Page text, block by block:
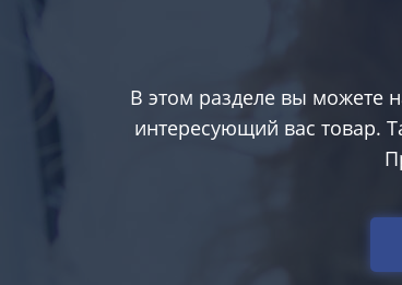
В этом разделе вы можете
интересующий вас товар.